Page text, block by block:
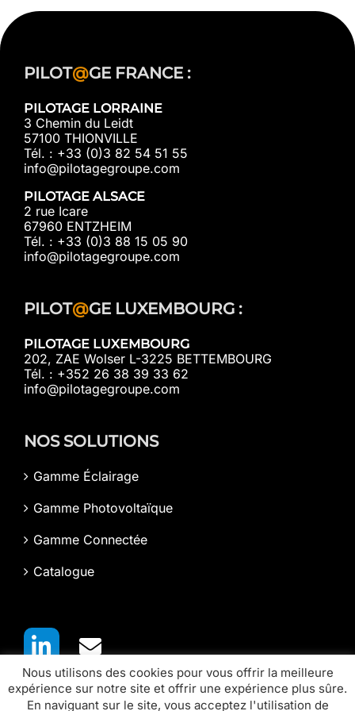
PILOT@GE FRANCE :
PILOTAGE LORRAINE
3 Chemin du Leidt
57100 THIONVILLE
Tél. : +33 (0)3 82 54 51 55
info@pilotagegroupe.com
PILOTAGE ALSACE
2 rue Icare
67960 ENTZHEIM
Tél. : +33 (0)3 88 15 05 90
info@pilotagegroupe.com
PILOT@GE LUXEMBOURG :
PILOTAGE LUXEMBOURG
202, ZAE Wolser L-3225 BETTEMBOURG
Tél. : +352 26 38 39 33 62
info@pilotagegroupe.com
NOS SOLUTIONS
Gamme Éclairage
Gamme Photovoltaïque
Gamme Connectée
Catalogue
Nous utilisons des cookies pour vous offrir la meilleure
expérience sur notre site et offrir une expérience plus sûre.
En naviguant sur le site, vous acceptez l'utilisation de